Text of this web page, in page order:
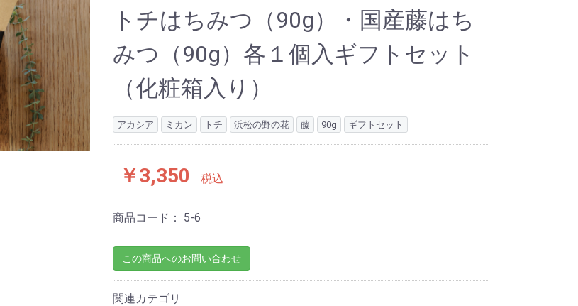
トチはちみつ（90g）・国産藤はち
みつ（90g）各１個入ギフトセット
（化粧箱入り）
アカシア ミカン トチ 浜松の野の花 藤 90g ギフトセット
￥3,350 税込
商品コード： 5-6
この商品へのお問い合わせ
関連カテゴリ